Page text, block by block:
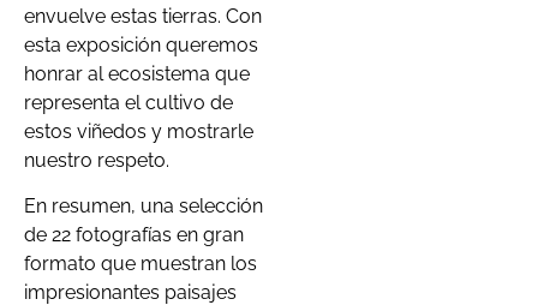
envuelve estas tierras. Con
esta exposición queremos
honrar al ecosistema que
representa el cultivo de
estos viñedos y mostrarle
nuestro respeto.
En resumen, una selección
de 22 fotografías en gran
formato que muestran los
impresionantes paisajes